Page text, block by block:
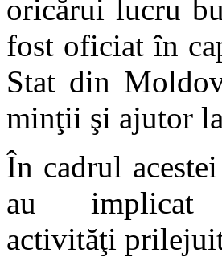
oricărui lucru
fost oficiat în
Stat din
minţii şi ajutor
În cadrul
au implicat
activităţi